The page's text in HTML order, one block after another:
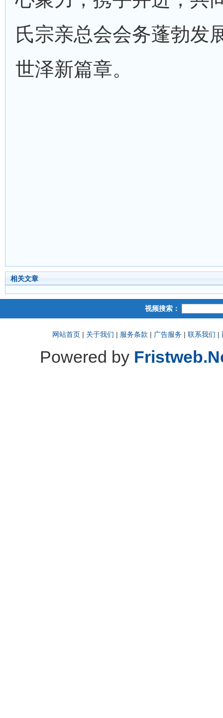
氏宗亲总会会务蓬勃发
世泽新篇章。
相关文章
视频搜索：
网站首页 | 关于我们 | 服务条款 | 广告服务 |联系我们 |
Powered by